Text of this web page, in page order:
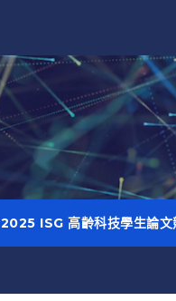
2025 ISG 高齡科技學生論文